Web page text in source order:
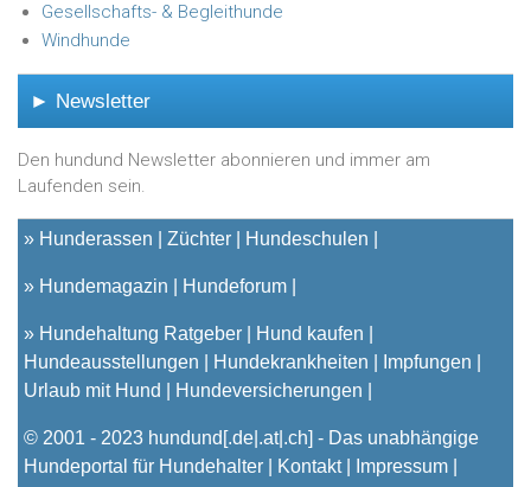
Gesellschafts- & Begleithunde
Windhunde
► Newsletter
Den hundund Newsletter abonnieren und immer am
Laufenden sein.
» Hunderassen Züchter Hundeschulen
» Hundemagazin Hundeforum
» Hundehaltung Ratgeber
Hund kaufen
Hundeausstellungen
Hundekrankheiten
Impfungen
Urlaub mit Hund
Hundeversicherungen
© 2001 - 2023 hundund [.de|.at|.ch] - Das unabhängige
Hundeportal für Hundehalter |
Kontakt| Impressum